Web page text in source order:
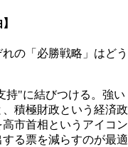
の「必勝戦略」はどう
持"に結びつける。強い
積極財政という経済政
市首相というアイコン
る票を減らすのが最適